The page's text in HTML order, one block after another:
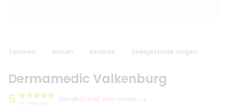
Tarieven Artsen Reviews Veelgestelde vragen
Dermamedic Valkenburg
5
Schrijf een review